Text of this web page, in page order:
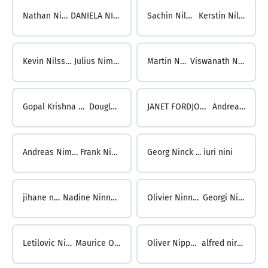
Nathan Nill ... DANIELA NILOS Sachin Nilose ... Kerstin Nilsson
Kevin Nilsson ... Julius Nimbach Martin Nimbach ... Viswanath Nimmagadda
Gopal Krishna Nimmakayala ... Douglas Nimoh JANET FORDJOUR NIMOH ... Andreas Nimz
Andreas Nimz ... Frank Ninck Georg Ninck ... iuri nini
jihane nini ... Nadine Ninnemann Olivier Ninnemann ... Georgi Ninoshev
Letilovic Ninoslav ... Maurice O. Nipper Oliver Nipper ... alfred nirmal